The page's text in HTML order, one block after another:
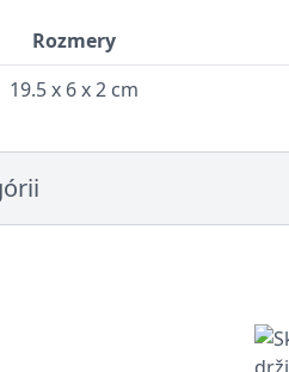
Rozmery
19.5 x 6 x 2 cm